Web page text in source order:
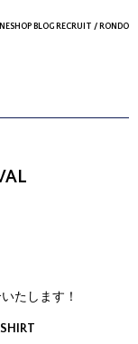
BLOG RECRUIT / RONDO
いたします！